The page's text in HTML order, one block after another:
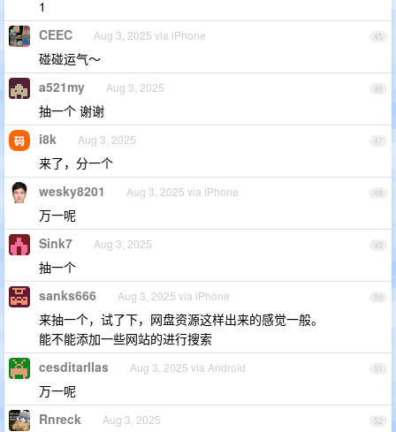
1
45
CEEC Aug 3, 2025 via iPhone
碰碰运气～
46
a521my Aug 3, 2025
抽一个 谢谢
47
i8k Aug 3, 2025
来了，分一个
48
wesky8201 Aug 3, 2025 via iPhone
万一呢
49
Sink7 Aug 3, 2025
抽一个
50
sanks666 Aug 3, 2025 via iPhone
来抽一个，试了下，网盘资源这样出来的感觉一般。
能不能添加一些网站的进行搜索
51
cesditarllas Aug 3, 2025 via Android
万一呢
52
Rnreck Aug 3, 2025